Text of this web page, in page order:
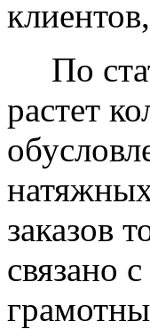
По
растет
заказов
связано